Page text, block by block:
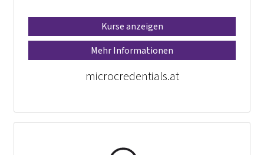
Kurse anzeigen
Mehr Informationen
microcredentials.at